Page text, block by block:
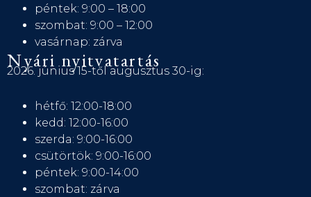
péntek: 9:00 – 18:00
szombat: 9:00 – 12:00
vasárnap: zárva
Nyári nyitvatartás
2026. június 15-től augusztus 30-ig:
hétfő: 12:00-18:00
kedd: 12:00-16:00
szerda: 9:00-16:00
csütörtök: 9:00-16:00
péntek: 9:00-14:00
szombat: zárva